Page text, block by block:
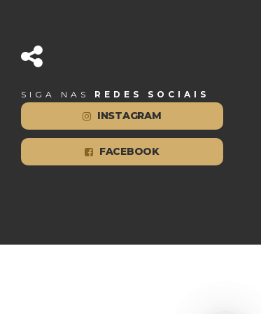
SIGA NAS REDES SOCIAIS
INSTAGRAM
FACEBOOK